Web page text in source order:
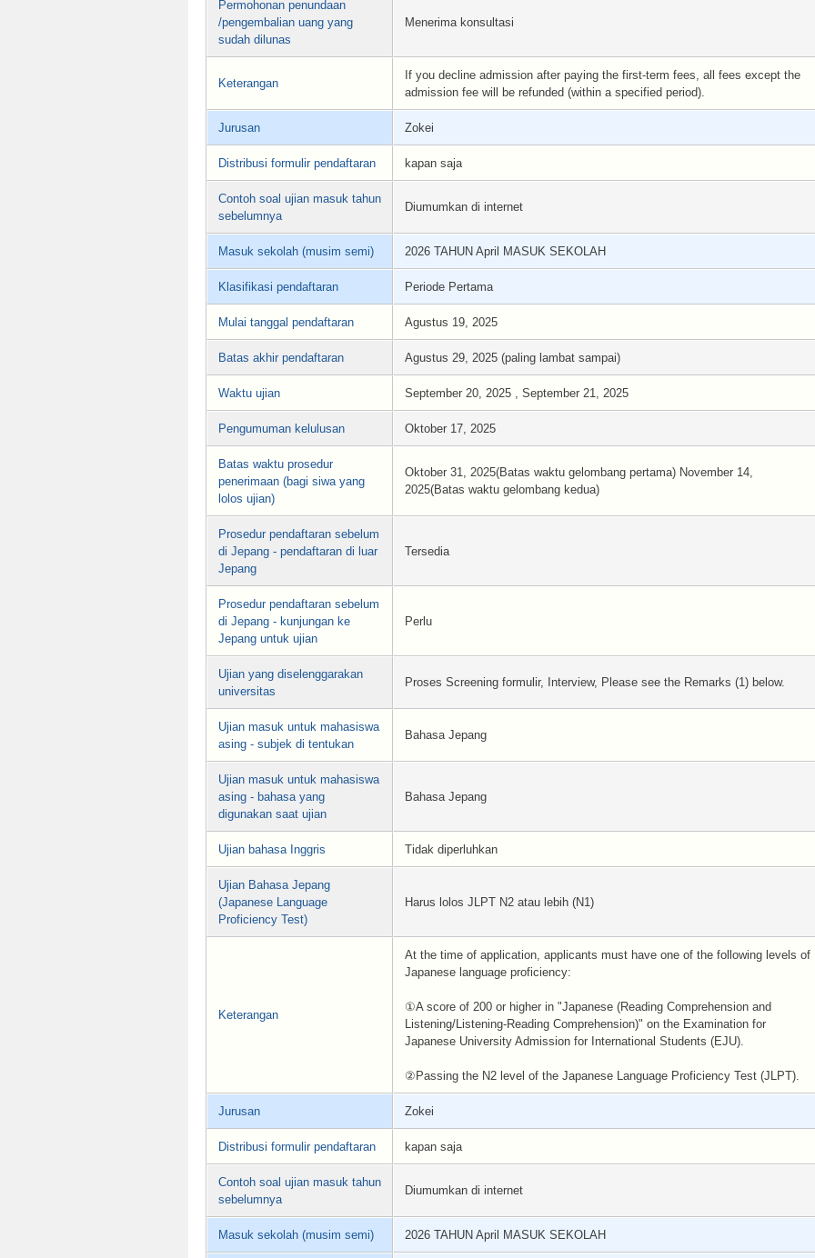
Permohonan penundaan
/pengembalian uang yang
sudah dilunas
Menerima konsultasi
Keterangan
If you decline admission after paying the first-term fees, all fees except the
admission fee will be refunded (within a specified period).
Jurusan Zokei
Distribusi formulir pendaftaran kapan saja
Contoh soal ujian masuk tahun
sebelumnya
Diumumkan di internet
Masuk sekolah (musim semi) 2026 TAHUN April MASUK SEKOLAH
Klasifikasi pendaftaran Periode Pertama
Mulai tanggal pendaftaran Agustus 19, 2025
Batas akhir pendaftaran Agustus 29, 2025 (paling lambat sampai)
Waktu ujian September 20, 2025 , September 21, 2025
Pengumuman kelulusan Oktober 17, 2025
Batas waktu prosedur
penerimaan (bagi siwa yang
lolos ujian)
Oktober 31, 2025(Batas waktu gelombang pertama) November 14,
2025(Batas waktu gelombang kedua)
Prosedur pendaftaran sebelum
di Jepang - pendaftaran di luar
Jepang
Tersedia
Prosedur pendaftaran sebelum
di Jepang - kunjungan ke
Jepang untuk ujian
Perlu
Ujian yang diselenggarakan
universitas
Proses Screening formulir, Interview, Please see the Remarks (1) below.
Ujian masuk untuk mahasiswa
asing - subjek di tentukan
Bahasa Jepang
Ujian masuk untuk mahasiswa
asing - bahasa yang
digunakan saat ujian
Bahasa Jepang
Ujian bahasa Inggris Tidak diperluhkan
Ujian Bahasa Jepang
(Japanese Language
Proficiency Test)
Harus lolos JLPT N2 atau lebih (N1)
Keterangan
At the time of application, applicants must have one of the following levels of
Japanese language proficiency:
①A score of 200 or higher in "Japanese (Reading Comprehension and
Listening/Listening-Reading Comprehension)" on the Examination for
Japanese University Admission for International Students (EJU).
②Passing the N2 level of the Japanese Language Proficiency Test (JLPT).
Jurusan Zokei
Distribusi formulir pendaftaran kapan saja
Contoh soal ujian masuk tahun
sebelumnya
Diumumkan di internet
Masuk sekolah (musim semi) 2026 TAHUN April MASUK SEKOLAH